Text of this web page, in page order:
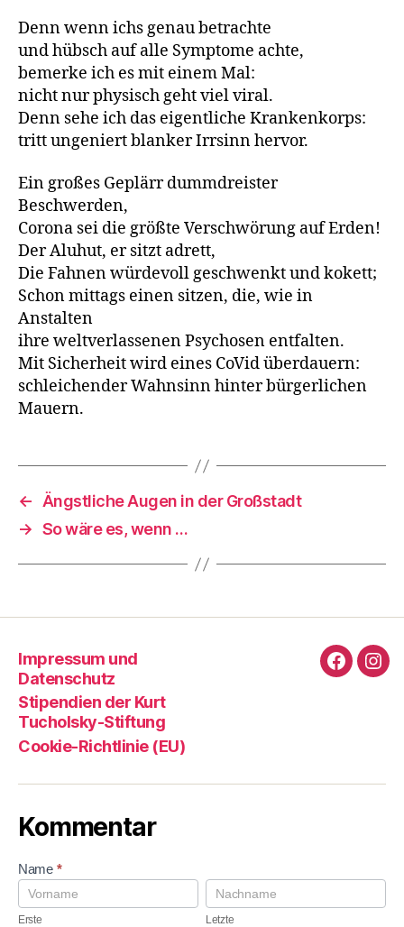
Denn wenn ichs genau betrachte
und hübsch auf alle Symptome achte,
bemerke ich es mit einem Mal:
nicht nur physisch geht viel viral.
Denn sehe ich das eigentliche Krankenkorps:
tritt ungeniert blanker Irrsinn hervor.
Ein großes Geplärr dummdreister
Beschwerden,
Corona sei die größte Verschwörung auf Erden!
Der Aluhut, er sitzt adrett,
Die Fahnen würdevoll geschwenkt und kokett;
Schon mittags einen sitzen, die, wie in
Anstalten
ihre weltverlassenen Psychosen entfalten.
Mit Sicherheit wird eines CoVid überdauern:
schleichender Wahnsinn hinter bürgerlichen
Mauern.
←
Ängstliche Augen in der Großstadt
→ So wäre es, wenn …
Impressum und
Datenschutz
Stipendien der Kurt
Tucholsky-Stiftung
Cookie-Richtlinie (EU)
Kommentar
K
o
m
Name *
E
r
s
Erste
L
e
tLetzte